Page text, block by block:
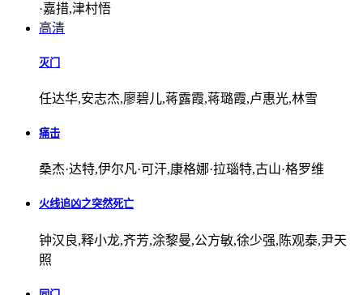
·嘉措,津村悟
高清
灭门
任达华,安志杰,廖碧儿,蒋露霞,蒋璐霞,卢惠光,林雪
痛击
桑杰·达特,伊尔凡·可汗,康格娜·拉瑙特,古山·格罗维
火线追凶之突然死亡
钟汉良,释小龙,齐芳,涂黎曼,公方敏,徐少强,陈观泰,尹天
照